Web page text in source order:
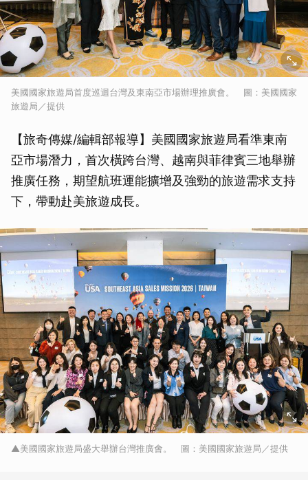
美國國家旅遊局首度巡迴台灣及東南亞市場辦理推廣會。 圖：美國國家
旅遊局／提供
【旅奇傳媒/編輯部報導】美國國家旅遊局看準東南
亞市場潛力，首次橫跨台灣、越南與菲律賓三地舉辦
推廣任務，期望航班運能擴增及強勁的旅遊需求支持
下，帶動赴美旅遊成長。
▲美國國家旅遊局盛大舉辦台灣推廣會。 圖：美國國家旅遊局／提供